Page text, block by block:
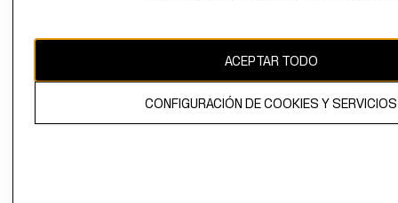
El contenido de esta página web está protegido por copyright y es
propiedad de H&M Hennes & Mauritz AB.ACEPTAR TODO
CONFIGURACIÓN DE COOKIES Y SERVICIOS